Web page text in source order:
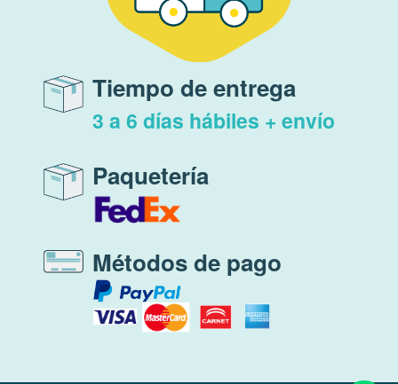
Tiempo de entrega
3 a 6 días hábiles + envío
Paquetería
Métodos de pago